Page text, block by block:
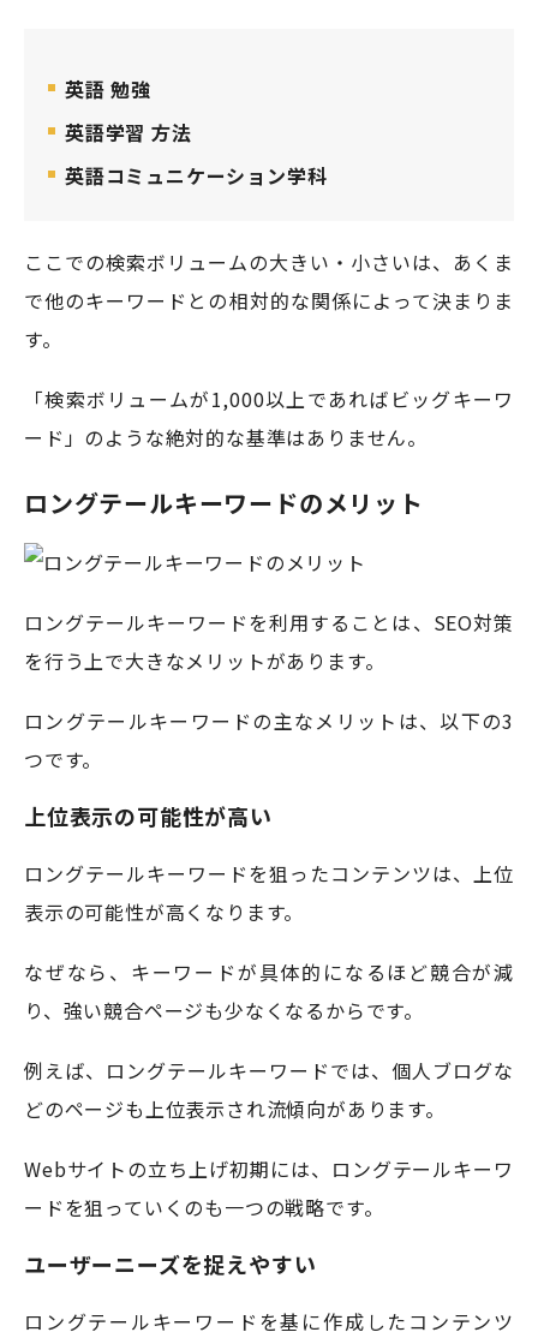
英語 勉強
英語学習 方法
英語コミュニケーション学科
ここでの検索ボリュームの大きい・小さいは、あくま
で他のキーワードとの相対的な関係によって決まりま
す。
「検索ボリュームが1,000以上であればビッグキーワ
ード」のような絶対的な基準はありません。
ロングテールキーワードのメリット
ロングテールキーワードを利用することは、SEO対策
を行う上で大きなメリットがあります。
ロングテールキーワードの主なメリットは、以下の3
つです。
上位表示の可能性が高い
ロングテールキーワードを狙ったコンテンツは、上位
表示の可能性が高くなります。
なぜなら、キーワードが具体的になるほど競合が減
り、強い競合ページも少なくなるからです。
例えば、ロングテールキーワードでは、個人ブログな
どのページも上位表示され流傾向があります。
Webサイトの立ち上げ初期には、ロングテールキーワ
ードを狙っていくのも一つの戦略です。
ユーザーニーズを捉えやすい
ロングテールキーワードを基に作成したコンテンツ